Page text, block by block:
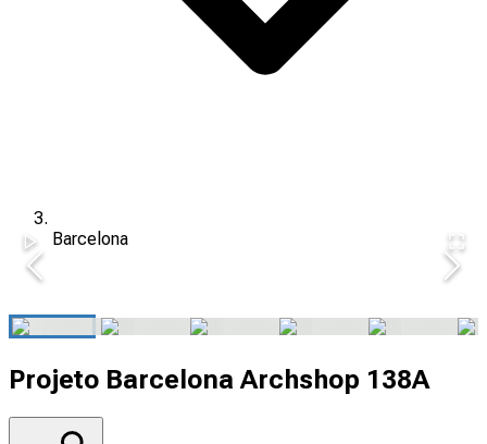
Barcelona
Projeto Barcelona Archshop 138A